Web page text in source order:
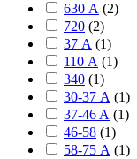
630 А (2)
720 (2)
37 А (1)
110 А (1)
340 (1)
30-37 А (1)
37-46 A (1)
46-58 (1)
58-75 А (1)